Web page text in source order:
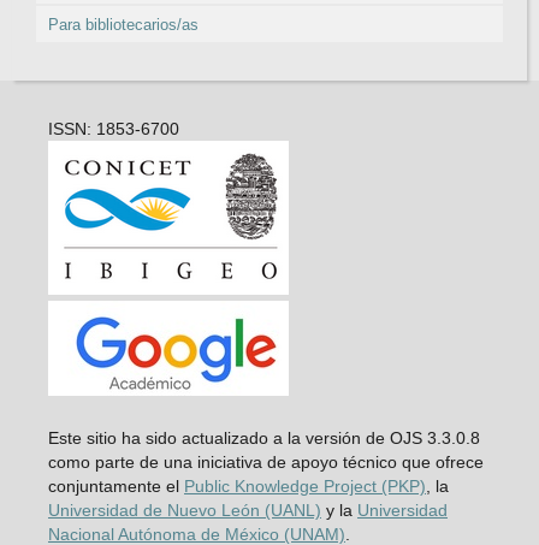
Para bibliotecarios/as
ISSN: 1853-6700
Este sitio ha sido actualizado a la versión de OJS 3.3.0.8
como parte de una iniciativa de apoyo técnico que ofrece
conjuntamente el Public Knowledge Project (PKP), la
Universidad de Nuevo León (UANL) y la Universidad
Nacional Autónoma de México (UNAM).